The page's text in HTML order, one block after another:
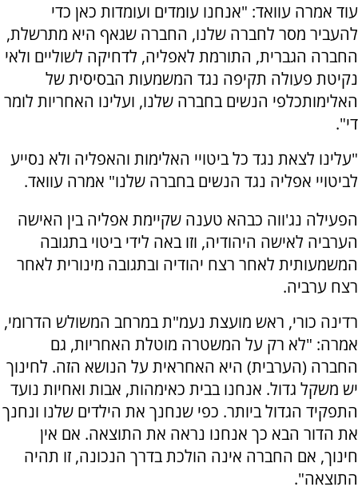
עוד אמרה עוואד: "אנחנו עומדים ועומדות כאן כדי
להעביר מסר לחברה שלנו, החברה שגאף היא מתרשלת,
החברה הגברית, התורמת לאפליה, לדחיקה לשוליים ולאי
נקיטת פעולה תקיפה נגד המשמעות הבסיסית של
האלימותכלפי הנשים בחברה שלנו, ועלינו האחריות לומר
די".
"עלינו לצאת נגד כל ביטויי האלימות והאפליה ולא נסייע
לביטויי אפליה נגד הנשים בחברה שלנו" אמרה עוואד.
הפעילה נג'ווה כבהא טענה שקיימת אפליה בין האישה
הערביה לאישה היהודיה, וזו באה לידי ביטוי בתגובה
המשמעותית לאחר רצח יהודיה ובתגובה מינורית לאחר
רצח ערביה.
רדינה כורי, ראש מועצת נעמ"ת במרחב המשולש הדרומי,
אמרה: "לא רק על המשטרה מוטלת האחריות, גם
החברה (הערבית) היא האחראית על הנושא הזה. לחינוך
יש משקל גדול. אנחנו בבית כאימהות, אבות ואחיות נועד
התפקיד הגדול ביותר. כפי שנחנך את הילדים שלנו ונחנך
את הדור הבא כך אנחנו נראה את התוצאה. אם אין
חינוך, אם החברה אינה הולכת בדרך הנכונה, זו תהיה
התוצאה".